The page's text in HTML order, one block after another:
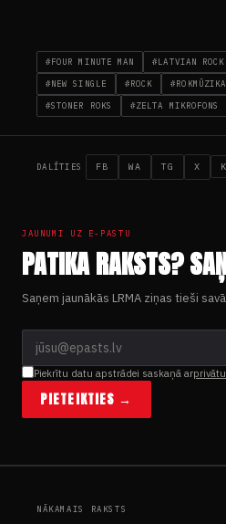
#FOUR MINUTE MAN #LATVIAN ROCK
#NEW SINGLE #ROCK #ROKMŪZIKA
#STONER ROKS #ZELTA MIKROFONS
DALĪTIES FB WA TG X
JAUNUMI UZ E-PASTU
PATIKA RAKSTS?
Saņem jaunākās LRMA ziņas tieši
Piekrītu datu apstrādei saskaņā ar
PIETEIKTIES →
NĀKAMAIS RAKSTS